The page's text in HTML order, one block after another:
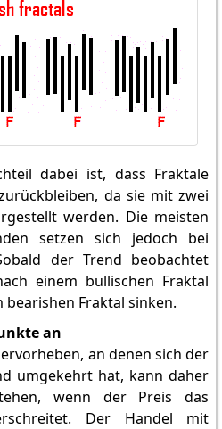
dabei ist, dass Fraktale
da sie mit zwei
werden. Die meisten
setzen sich jedoch bei
der Trend beobachtet
einem bullischen Fraktal
Fraktal sinken.
an
an denen sich der
umgekehrt hat, kann daher
wenn der Preis das
Der Handel mit